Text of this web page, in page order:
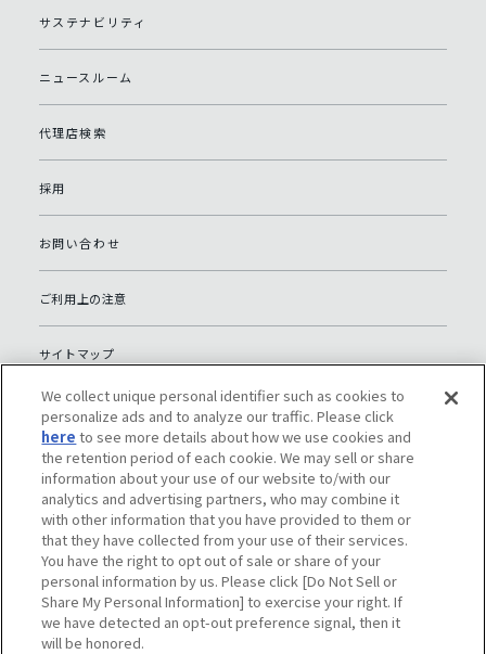
サステナビリティ
ニュースルーム
代理店検索
採用
お問い合わせ
ご利用上の注意
サイトマップ
グローバルプライバシーポリシー
個人情報保護への取り組み（日本）
ソーシャルメディアポリシー
Do Not Sell or Share My Personal Information
We collect unique personal identifier such as cookies to
personalize ads and to analyze our traffic. Please click
here to see more details about how we use cookies and
the retention period of each cookie. We may sell or share
information about your use of our website to/with our
analytics and advertising partners, who may combine it
with other information that you have provided to them or
that they have collected from your use of their services.
You have the right to opt out of sale or share of your
personal information by us. Please click [Do Not Sell or
Share My Personal Information] to exercise your right. If
we have detected an opt-out preference signal, then it
will be honored.